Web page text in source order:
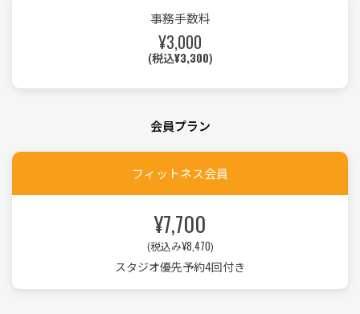
事務手数料
¥3,000
(税込¥3,300)
会員プラン
フィットネス会員
¥7,700
(税込み¥8,470)
スタジオ優先予約4回付き